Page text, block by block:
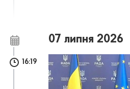
07 липня 2026
16:19